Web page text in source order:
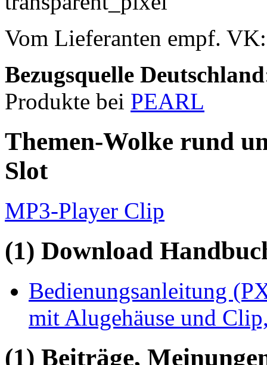
Vom Lieferanten empf.
Bezugsquelle Deutschland
Produkte bei PEARL
Themen-Wolke rund
Slot
MP3-Player Clip
(1) Download
Bedienungsanleitung
mit Alugehäuse und
(1) Beiträge,